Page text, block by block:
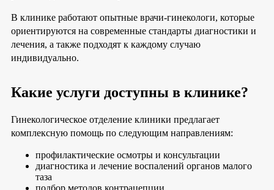
В клинике работают опытные врачи-гинекологи, которые
ориентируются на современные стандарты диагностики и
лечения, а также подходят к каждому случаю
индивидуально.
Какие услуги доступны в клинике?
Гинекологическое отделение клиники предлагает
комплексную помощь по следующим направлениям:
профилактические осмотры и консультации
диагностика и лечение воспалений органов малого
таза
подбор методов контрацепции